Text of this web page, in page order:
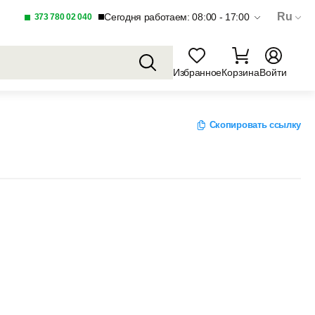
373 780 02 040 Сегодня работаем: 08:00 - 17:00 Ru
ИзбранноеКорзинаВойти
Скопировать ссылку